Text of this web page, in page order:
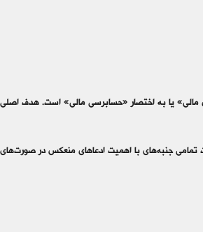
یا به اختصار «حسابرسی مالی» است. هدف اصلی
جنبه‌های با اهمیت ادعاهای منعکس در صورت‌های